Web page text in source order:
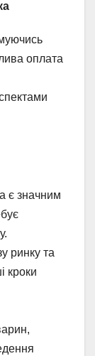
оплата
є значним
ринку та
кроки